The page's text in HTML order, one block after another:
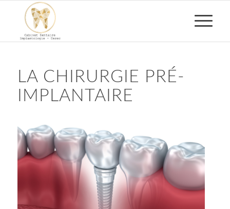
LA CHIRURGIE PRÉ-
IMPLANTAIRE
Chirurgie pré-implantaire